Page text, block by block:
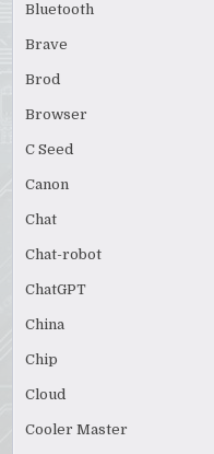
Bluetooth
Brave
Brod
Browser
C Seed
Canon
Chat
Chat-robot
ChatGPT
China
Chip
Cloud
Cooler Master